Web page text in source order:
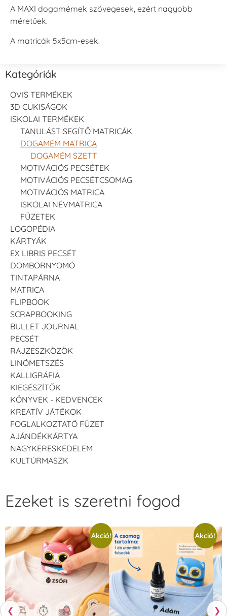
A MAXI dogamémek szövegesek, ezért nagyobb
méretűek.
A matricák 5x5cm-esek.
Kategóriák
OVIS TERMÉKEK
3D CUKISÁGOK
ISKOLAI TERMÉKEK
TANULÁST SEGÍTŐ MATRICÁK
DOGAMÉM MATRICA
DOGAMÉM SZETT
MOTIVÁCIÓS PECSÉTEK
MOTIVÁCIÓS PECSÉTCSOMAG
MOTIVÁCIÓS MATRICA
ISKOLAI NÉVMATRICA
FÜZETEK
LOGOPÉDIA
KÁRTYÁK
EX LIBRIS PECSÉT
DOMBORNYOMÓ
TINTAPÁRNA
MATRICA
FLIPBOOK
SCRAPBOOKING
BULLET JOURNAL
PECSÉT
RAJZESZKÖZÖK
LINÓMETSZÉS
KALLIGRÁFIA
KIEGÉSZÍTŐK
KÖNYVEK - KEDVENCEK
KREATÍV JÁTÉKOK
FOGLALKOZTATÓ FÜZET
AJÁNDÉKKÁRTYA
NAGYKERESKEDELEM
KULTÚRMASZK
❮
Ezeket is szeretni fogod
Akció! Akció!
❯